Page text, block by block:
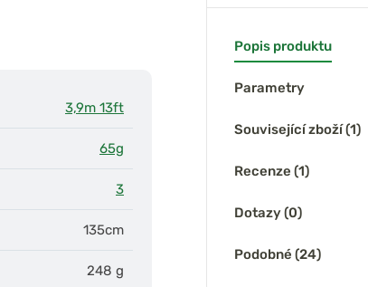
3,9m 13ft
65g
3
135cm
248 g
Popis produktu
Parametry
Související zboží (1)
Recenze (1)
Dotazy (0)
Podobné (24)